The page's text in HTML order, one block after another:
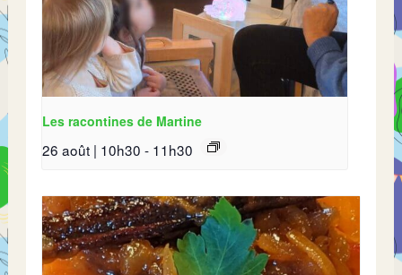
Les racontines de Martine
26 août | 10h30 - 11h30